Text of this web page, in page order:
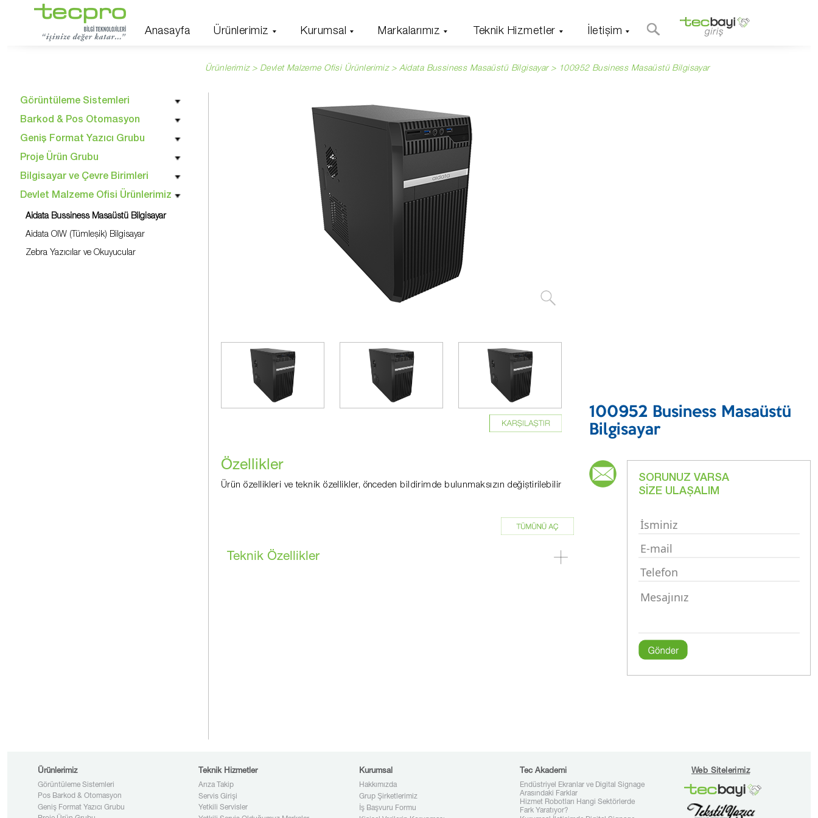
Anasayfa Ürünlerimiz Kurumsal Markalarımız Teknik Hizmetler İletişim
Ürünlerimiz > Devlet Malzeme Ofisi Ürünlerimiz > Aidata Bussiness Masaüstü Bilgisayar> 100952 Business Masaüstü Bilgisayar
Görüntüleme Sistemleri
Barkod & Pos Otomasyon
Geniş Format Yazıcı Grubu
Proje Ürün Grubu
Bilgisayar ve Çevre Birimleri
Devlet Malzeme Ofisi Ürünlerimiz
Aidata Bussiness Masaüstü Bilgisayar
Aidata OIW (Tümleşik) Bilgisayar
Zebra Yazıcılar ve Okuyucular
Özellikler
Ürün özellikleri ve teknik özellikler, önceden bildirimde bulunmaksızın değiştirilebilir
Teknik Özellikler
100952 Business Masaüstü
Bilgisayar
SORUNUZ VARSA
SİZE ULAŞALIM
Ürünlerimiz
Görüntüleme Sistemleri
Pos Barkod & Otomasyon
Geniş Format Yazıcı Grubu
Teknik Hizmetler
Arıza Takip
Servis Girişi
Yetkili Servisler
Kurumsal
Hakkımızda
Grup Şirketlerimiz
İş Başvuru Formu
Tec Akademi
Endüstriyel Ekranlar ve Digital Signage
Arasındaki Farklar
Hizmet Robotları Hangi Sektörlerde
Fark Yaratıyor?
Web Sitelerimiz